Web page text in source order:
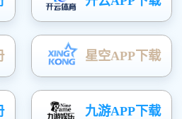
程设计有限公司版权所有 备案号： 粤ICP备